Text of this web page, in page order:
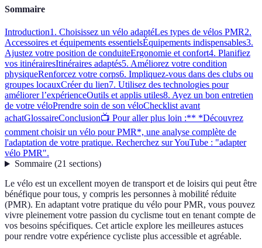
Sommaire
Introduction1. Choisissez un vélo adaptéLes types de vélos PMR2.
Accessoires et équipements essentielsÉquipements indispensables3.
Ajustez votre position de conduiteErgonomie et confort4. Planifiez
vos itinérairesItinéraires adaptés5. Améliorez votre condition
physiqueRenforcez votre corps6. Impliquez-vous dans des clubs ou
groupes locauxCréer du lien7. Utilisez des technologies pour
améliorer l’expérienceOutils et applis utiles8. Ayez un bon entretien
de votre véloPrendre soin de son véloChecklist avant
achatGlossaireConclusion📺 Pour aller plus loin :** *Découvrez
comment choisir un vélo pour PMR*, une analyse complète de
l'adaptation de votre pratique. Recherchez sur YouTube : "adapter
vélo PMR".
Sommaire(21 sections)
Le vélo est un excellent moyen de transport et de loisirs qui peut être
bénéfique pour tous, y compris les personnes à mobilité réduite
(PMR). En adaptant votre pratique du vélo pour PMR, vous pouvez
vivre pleinement votre passion du cyclisme tout en tenant compte de
vos besoins spécifiques. Cet article explore les meilleures astuces
pour rendre votre expérience cycliste plus accessible et agréable.